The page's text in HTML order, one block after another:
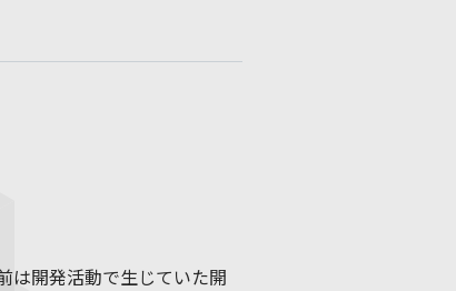
は開発活動で生じていた開